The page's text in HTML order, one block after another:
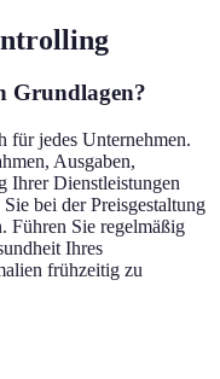
Grundlagen?
für jedes Unternehmen.
Ausgaben,
Ihrer Dienstleistungen
bei der Preisgestaltung
Führen Sie regelmäßig
Ihres
frühzeitig zu